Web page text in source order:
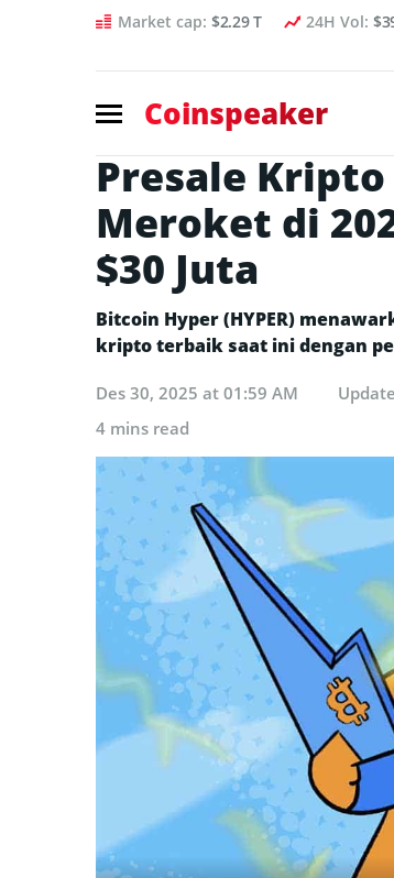
Market cap: $2.29 T 24H Vol:
Coinspeaker
Presale
Meroket di
$30 Juta
Bitcoin Hyper (HYPER)
kripto terbaik saat ini dengan
Des 30, 2025 at 01:59 AM
4 mins read